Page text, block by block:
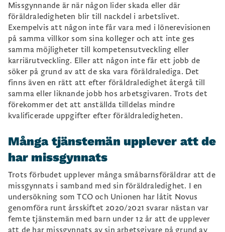
Missgynnande är när någon lider skada eller där
föräldraledigheten blir till nackdel i arbetslivet.
Exempelvis att någon inte får vara med i lönerevisionen
på samma villkor som sina kolleger och att inte ges
samma möjligheter till kompetensutveckling eller
karriärutveckling. Eller att någon inte får ett jobb de
söker på grund av att de ska vara föräldralediga. Det
finns även en rätt att efter föräldraledighet återgå till
samma eller liknande jobb hos arbetsgivaren. Trots det
förekommer det att anställda tilldelas mindre
kvalificerade uppgifter efter föräldraledigheten.
Många tjänstemän upplever att de
har missgynnats
Trots förbudet upplever många småbarnsföräldrar att de
missgynnats i samband med sin föräldraledighet. I en
undersökning som TCO och Unionen har låtit Novus
genomföra runt årsskiftet 2020/2021 svarar nästan var
femte tjänstemän med barn under 12 år att de upplever
att de har missgynnats av sin arbetsgivare på grund av